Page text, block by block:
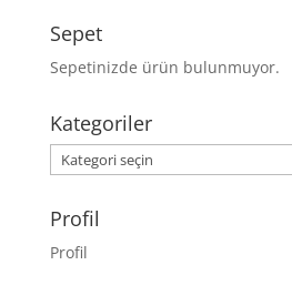
Sepet
Sepetinizde ürün bulunmuyor.
Kategoriler
Kategoriler
Profil
Profil